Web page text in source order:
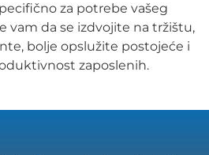
za potrebe vašeg
vam da se izdvojite na tržištu,
bolje opslužite postojeće i
zaposlenih.